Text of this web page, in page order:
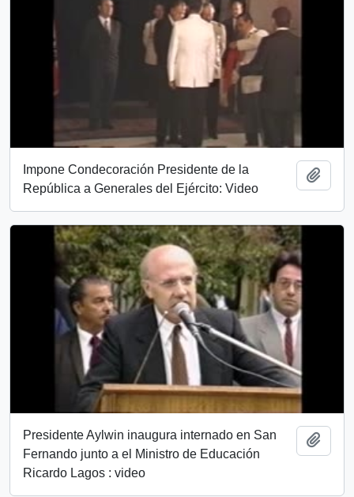
Impone Condecoración Presidente de la
República a Generales del Ejército: Video
Presidente Aylwin inaugura internado en San
Fernando junto a el Ministro de Educación
Ricardo Lagos : video